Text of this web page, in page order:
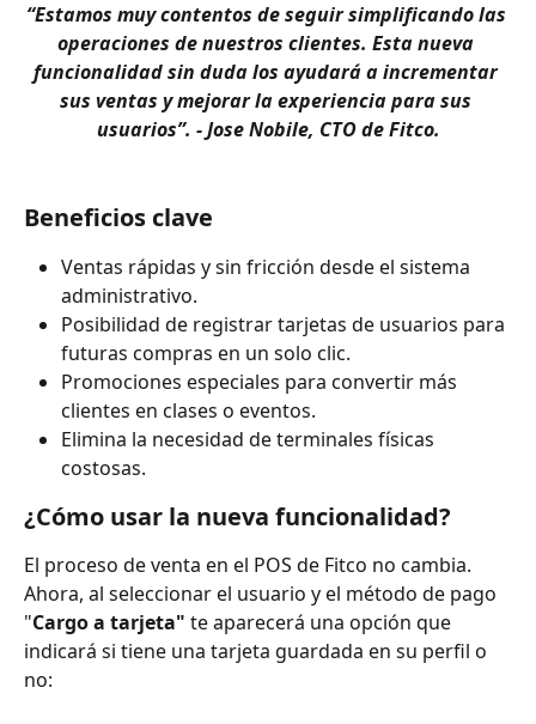
“Estamos muy contentos de seguir simplificando las
operaciones de nuestros clientes. Esta nueva
funcionalidad sin duda los ayudará a incrementar
sus ventas y mejorar la experiencia para sus
usuarios”. - Jose Nobile, CTO de Fitco.
Beneficios clave
Ventas rápidas y sin fricción desde el sistema
administrativo.
Posibilidad de registrar tarjetas de usuarios para
futuras compras en un solo clic.
Promociones especiales para convertir más
clientes en clases o eventos.
Elimina la necesidad de terminales físicas
costosas.
¿Cómo usar la nueva funcionalidad?
El proceso de venta en el POS de Fitco no cambia.
Ahora, al seleccionar el usuario y el método de pago
"Cargo a tarjeta" te aparecerá una opción que
indicará si tiene una tarjeta guardada en su perfil o
no: